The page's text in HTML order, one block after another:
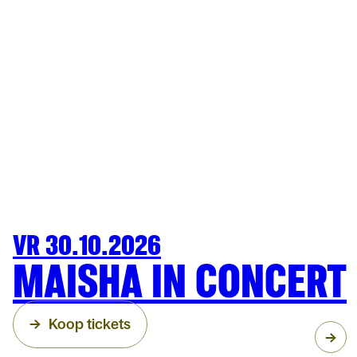
MUZIEK
VR 30.10.2026
MAISHA IN CONCERT
Koop tickets